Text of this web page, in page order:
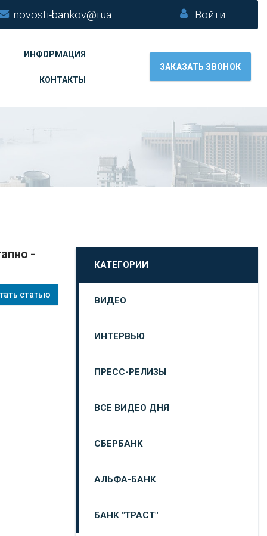
novosti-bankov@i.ua Войти
ИНФОРМАЦИЯ
КОНТАКТЫ
ЗАКАЗАТЬ ЗВОНОК
статью
КАТЕГОРИИ
ВИДЕО
ИНТЕРВЬЮ
ПРЕСС-РЕЛИЗЫ
ВСЕ ВИДЕО ДНЯ
СБЕРБАНК
АЛЬФА-БАНК
БАНК "ТРАСТ"